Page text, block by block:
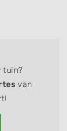
tuin?
van